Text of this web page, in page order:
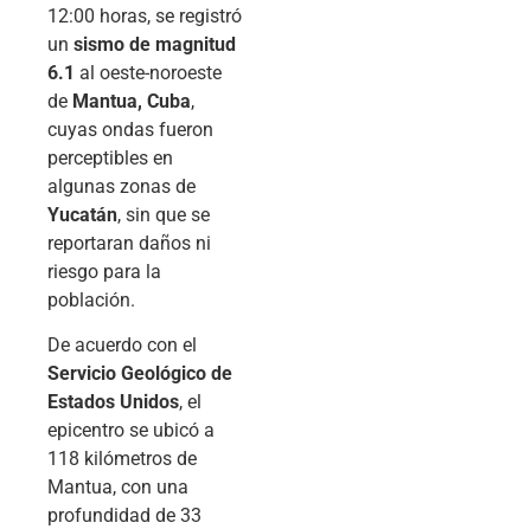
12:00 horas, se registró
un sismo de magnitud
6.1 al oeste-noroeste
de Mantua, Cuba,
cuyas ondas fueron
perceptibles en
algunas zonas de
Yucatán, sin que se
reportaran daños ni
riesgo para la
población.
De acuerdo con el
Servicio Geológico de
Estados Unidos, el
epicentro se ubicó a
118 kilómetros de
Mantua, con una
profundidad de 33